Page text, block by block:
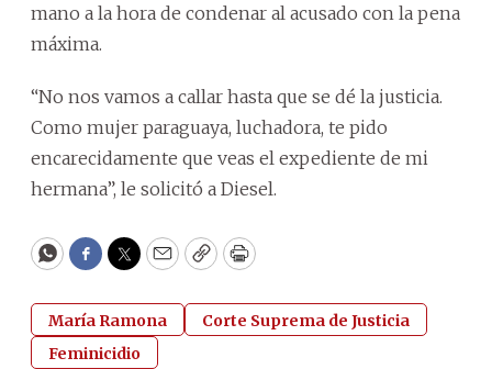
mano a la hora de condenar al acusado con la pena
máxima.
“No nos vamos a callar hasta que se dé la justicia.
Como mujer paraguaya, luchadora, te pido
encarecidamente que veas el expediente de mi
hermana”, le solicitó a Diesel.
WhatsApp
Facebook
Twitter
EmailCopyPrint
María Ramona
Corte Suprema de Justicia
Feminicidio